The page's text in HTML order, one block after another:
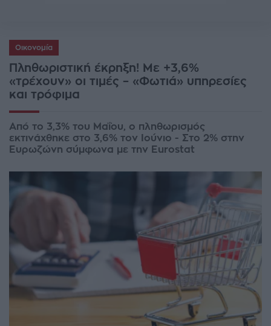
Οικονομία
Πληθωριστική έκρηξη! Με +3,6%
«τρέχουν» οι τιμές – «Φωτιά» υπηρεσίες
και τρόφιμα
Από το 3,3% του Μαΐου, ο πληθωρισμός
εκτινάχθηκε στο 3,6% τον Ιούνιο - Στο 2% στην
Ευρωζώνη σύμφωνα με την Eurostat